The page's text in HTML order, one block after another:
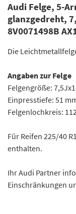
Audi Felge, 5-
glanzgedreht,
8V0071498B
Die
Angaben zur Felge
Felgengröße:
Einpresstiefe: 51
Felgenlochkreis:
Für Reifen 225/40
enthalten.
Ihr Audi Partner
Einschränkungen